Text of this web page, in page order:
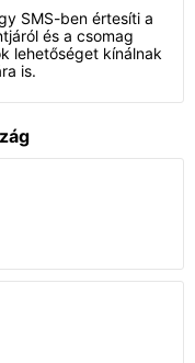
SMS-ben értesíti a
és a csomag
lehetőséget kínálnak
is.